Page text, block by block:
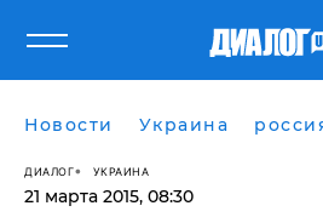
Новости Украина
ДИАЛОГ УКРАИНА
21 марта 2015, 08:30